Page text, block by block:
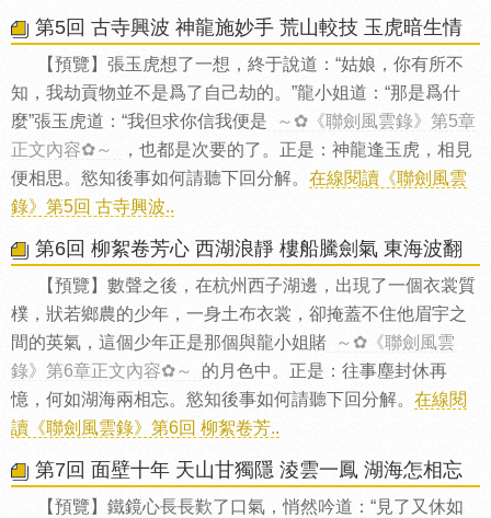
第5回 古寺興波 神龍施妙手 荒山較技 玉虎暗生情
【預覽】張玉虎想了一想，終于說道：“姑娘，你有所不
知，我劫貢物並不是爲了自己劫的。”龍小姐道：“那是爲什
麼”張玉虎道：“我但求你信我便是
～✿《聯劍風雲錄》第5章
正文內容✿～
，也都是次要的了。正是：神龍逢玉虎，相見
便相思。慾知後事如何請聽下回分解。 在線閱讀《聯劍風雲
錄》第5回 古寺興波..
第6回 柳絮卷芳心 西湖浪靜 樓船騰劍氣 東海波翻
【預覽】數聲之後，在杭州西子湖邊，出現了一個衣裳質
樸，狀若鄉農的少年，一身土布衣裳，卻掩蓋不住他眉宇之
間的英氣，這個少年正是那個與龍小姐賭
～✿《聯劍風雲
錄》第6章正文內容✿～
的月色中。正是：往事塵封休再
憶，何如湖海兩相忘。慾知後事如何請聽下回分解。 在線閱
讀《聯劍風雲錄》第6回 柳絮卷芳..
第7回 面壁十年 天山甘獨隱 淩雲一鳳 湖海怎相忘
【預覽】鐵鏡心長長歎了口氣，悄然吟道：“見了又休如